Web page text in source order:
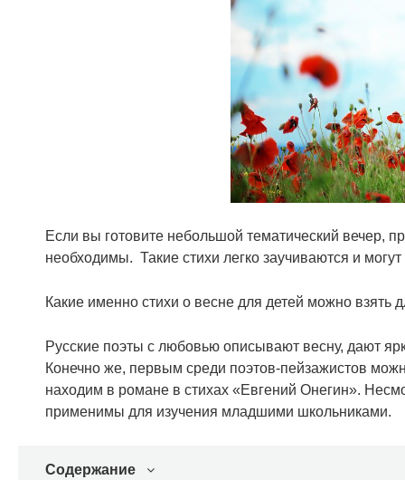
Если вы готовите небольшой тематический вечер,
необходимы. Такие стихи легко заучиваются и
Какие именно стихи о весне для детей можно взять
Русские поэты с любовью описывают весну, дают
Конечно же, первым среди поэтов-пейзажистов
находим в романе в стихах «Евгений Онегин».
применимы для изучения младшими школьниками.
Содержание